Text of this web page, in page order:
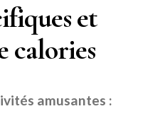
et
calories
amusantes :